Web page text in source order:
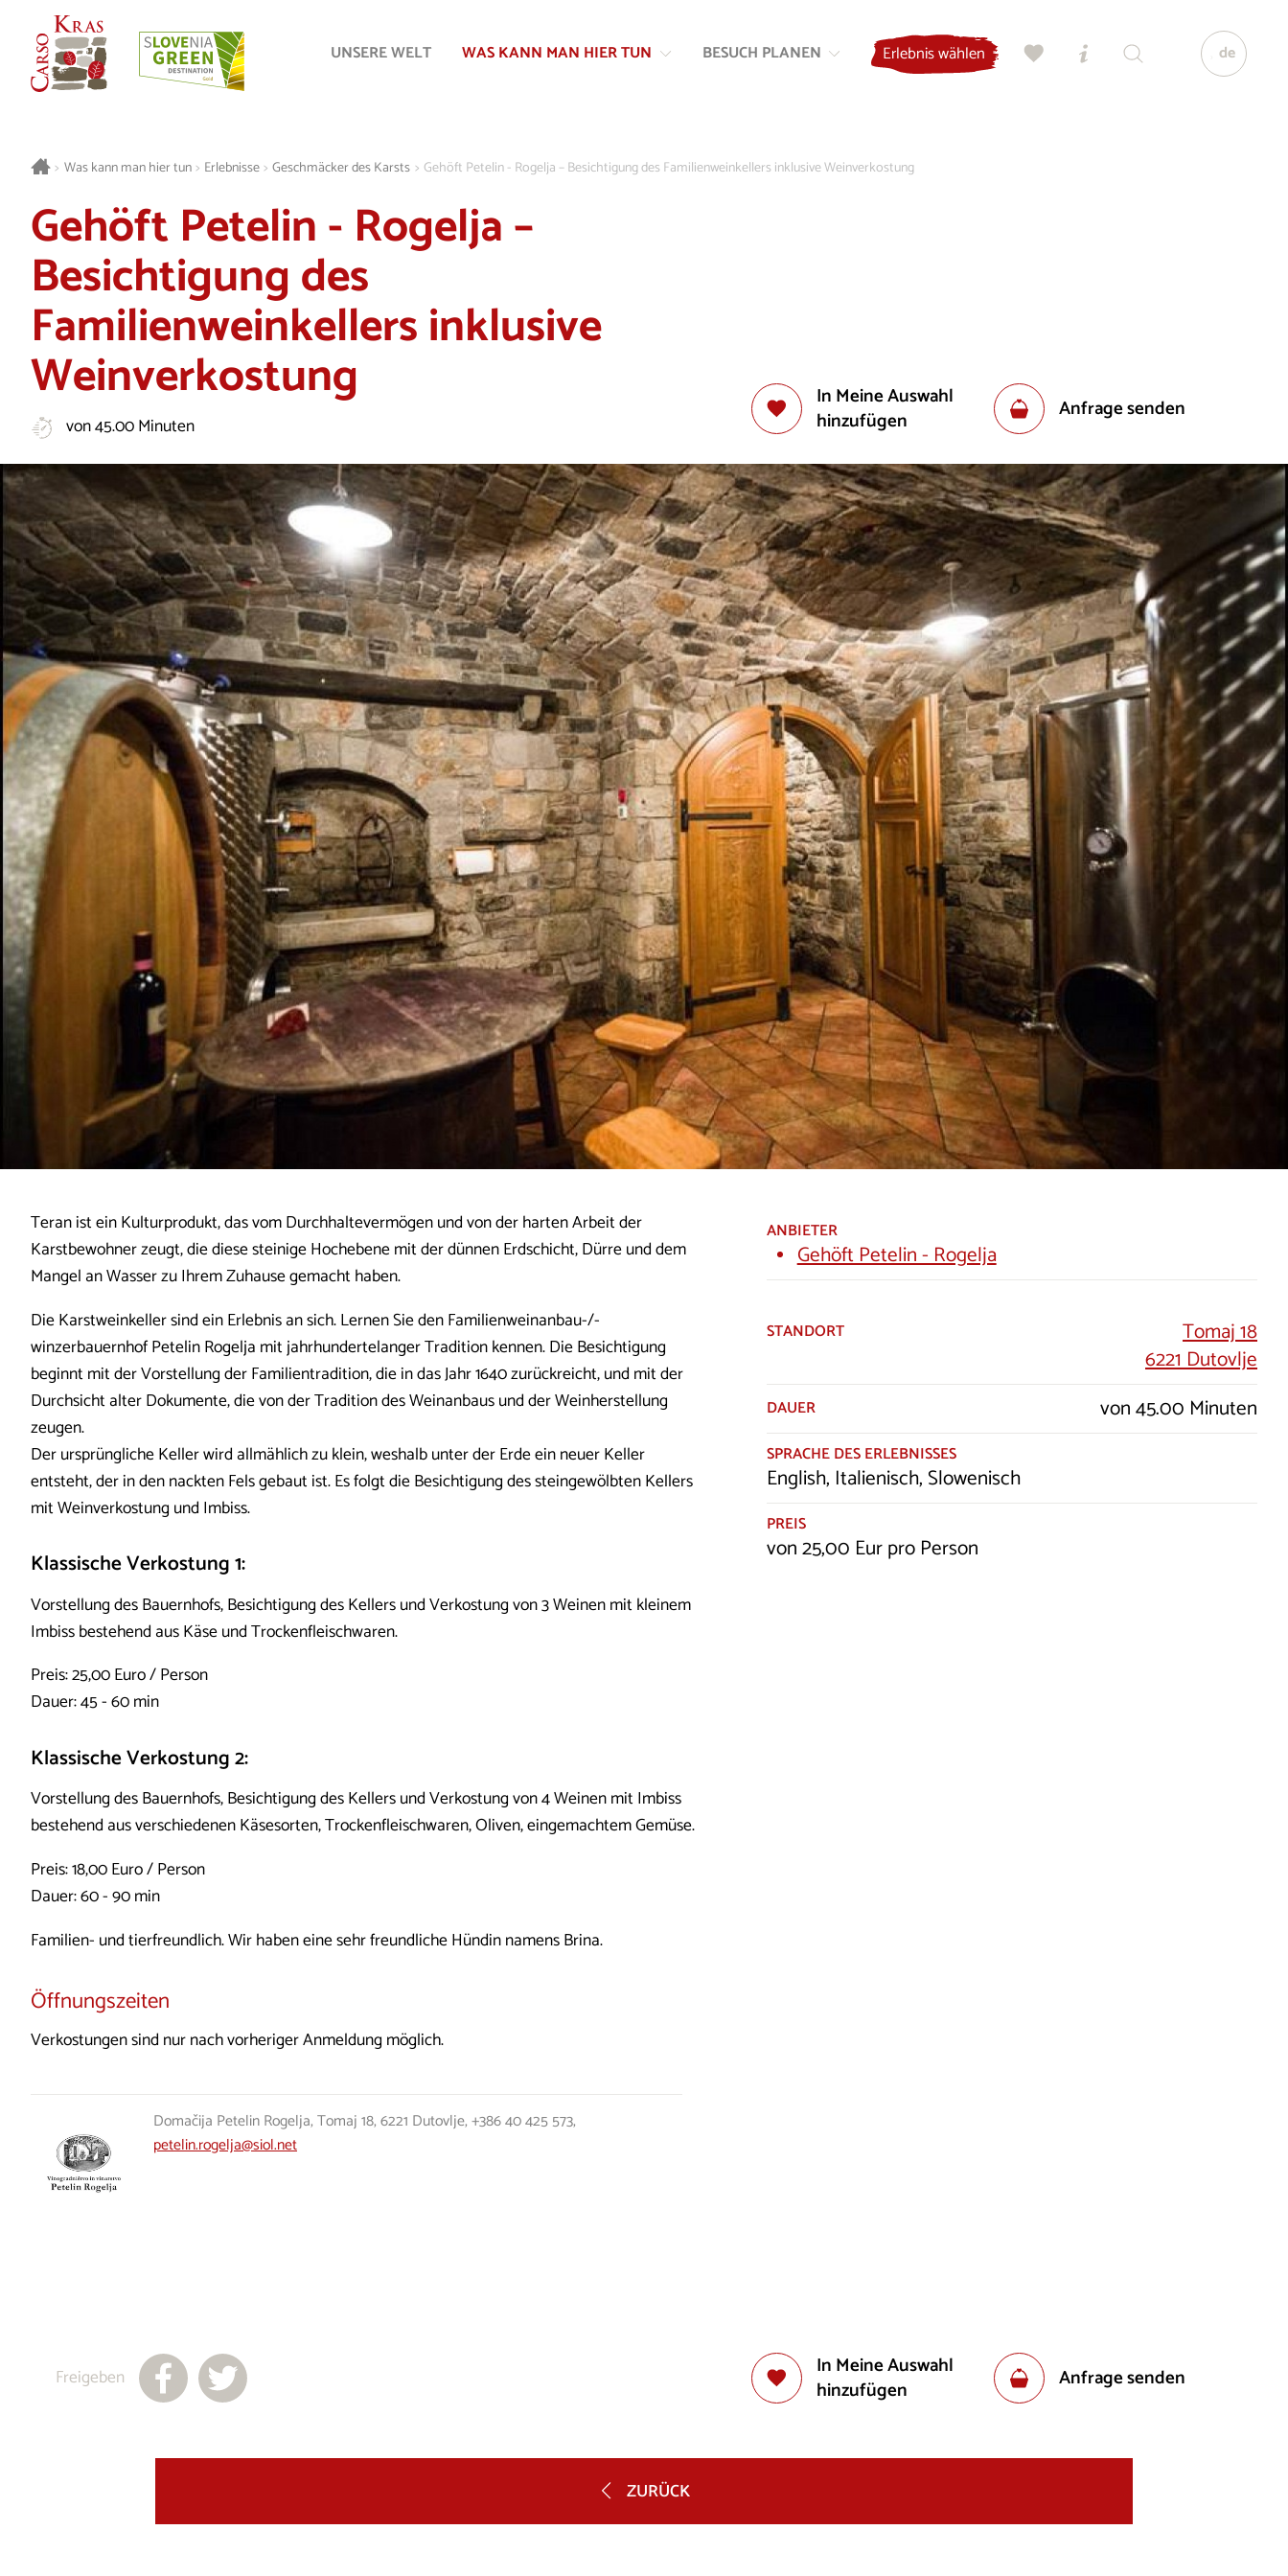
Inhalt
Navigation
UNSERE WELT WAS KANN MAN HIER TUN BESUCH PLANEN Erlebnis wählen de
> Was kann man hier tun > Erlebnisse > Geschmäcker des Karsts > Gehöft Petelin - Rogelja – Besichtigung des Familienweinkellers inklusive Weinverkostung
Gehöft Petelin - Rogelja –
Besichtigung des
Familienweinkellers inklusive
Weinverkostung
von 45.00 Minuten
In Meine Auswahl
hinzufügen
Anfrage senden
Teran ist ein Kulturprodukt, das vom Durchhaltevermögen und von der harten Arbeit der
Karstbewohner zeugt, die diese steinige Hochebene mit der dünnen Erdschicht, Dürre und dem
Mangel an Wasser zu Ihrem Zuhause gemacht haben.
Die Karstweinkeller sind ein Erlebnis an sich. Lernen Sie den Familienweinanbau-/-
winzerbauernhof Petelin Rogelja mit jahrhundertelanger Tradition kennen. Die Besichtigung
beginnt mit der Vorstellung der Familientradition, die in das Jahr 1640 zurückreicht, und mit der
Durchsicht alter Dokumente, die von der Tradition des Weinanbaus und der Weinherstellung
zeugen.
Der ursprüngliche Keller wird allmählich zu klein, weshalb unter der Erde ein neuer Keller
entsteht, der in den nackten Fels gebaut ist. Es folgt die Besichtigung des steingewölbten Kellers
mit Weinverkostung und Imbiss.
Klassische Verkostung 1:
Vorstellung des Bauernhofs, Besichtigung des Kellers und Verkostung von 3 Weinen mit kleinem
Imbiss bestehend aus Käse und Trockenfleischwaren.
Preis: 25,00 Euro / Person
Dauer: 45 - 60 min
Klassische Verkostung 2:
Vorstellung des Bauernhofs, Besichtigung des Kellers und Verkostung von 4 Weinen mit Imbiss
bestehend aus verschiedenen Käsesorten, Trockenfleischwaren, Oliven, eingemachtem Gemüse.
Preis: 18,00 Euro / Person
​Dauer: 60 - 90 min
Familien- und tierfreundlich. Wir haben eine sehr freundliche Hündin namens Brina.
Öffnungszeiten
Verkostungen sind nur nach vorheriger Anmeldung möglich.
ANBIETER
Gehöft Petelin - Rogelja
STANDORT
Tomaj 18
6221 Dutovlje
DAUER von 45.00 Minuten
SPRACHE DES ERLEBNISSES
English, Italienisch, Slowenisch
PREIS
von 25,00 Eur pro Person
Domačija Petelin Rogelja, Tomaj 18, 6221 Dutovlje,+386 40 425 573,
petelin.rogelja@siol.net
In Meine Auswahl
hinzufügen
Anfrage senden
Freigeben
ZURÜCK